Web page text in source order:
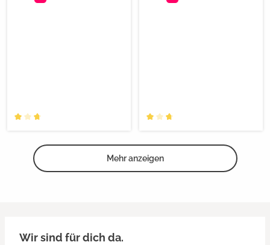
Mehr anzeigen
Wir sind für dich da.